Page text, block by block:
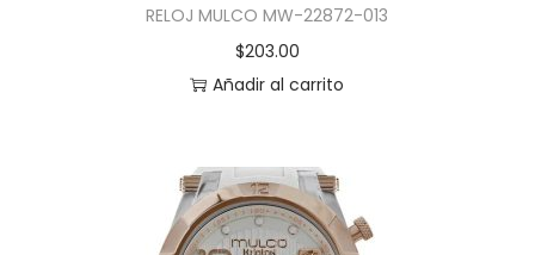
RELOJ MULCO MW-22872-013
$203.00
Añadir al carrito